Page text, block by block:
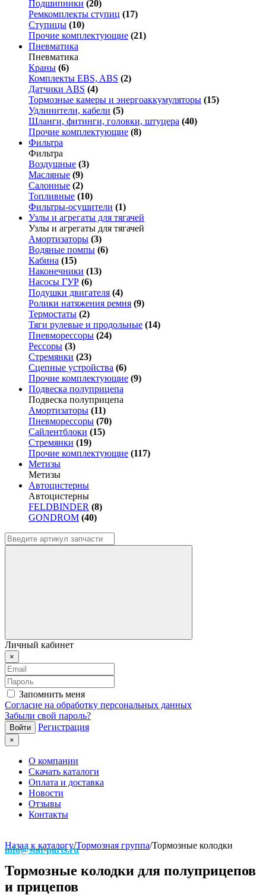
Подшипники (20)
Ремкомплекты ступиц (17)
Ступицы (10)
Прочие комплектующие (21)
Пневматика
Пневматика
Краны (6)
Комплекты EBS, ABS (2)
Датчики ABS (4)
Тормозные камеры и энергоаккумуляторы (15)
Удлинители, кабели (5)
Шланги, фитинги, головки, штуцера (40)
Прочие комплектующие (8)
Фильтра
Фильтра
Воздушные (3)
Масляные (9)
Салонные (2)
Топливные (10)
Фильтры-осушители (1)
Узлы и агрегаты для тягачей
Узлы и агрегаты для тягачей
Амортизаторы (3)
Водяные помпы (6)
Кабина (15)
Наконечники (13)
Насосы ГУР (6)
Подушки двигателя (4)
Ролики натяжения ремня (9)
Термостаты (2)
Тяги рулевые и продольные (14)
Пневморессоры (24)
Рессоры (3)
Стремянки (23)
Сцепные устройства (6)
Прочие комплектующие (9)
Подвеска полуприцепа
Подвеска полуприцепа
Амортизаторы (11)
Пневморессоры (70)
Сайлентблоки (15)
Стремянки (19)
Прочие комплектующие (117)
Метизы
Метизы
Автоцистерны
Автоцистерны
FELDBINDER (8)
GONDROM (40)
Личный кабинет
×
Запомнить меня
Согласие на обработку персональных данных
Забыли свой пароль?
Регистрация
×
О компании
Скачать каталоги
Оплата и доставка
Новости
Отзывы
Контакты
info@stat-parts.ru
Назад к каталогу/Тормозная группа/Тормозные колодки
Тормозные колодки для полуприцепов
и прицепов